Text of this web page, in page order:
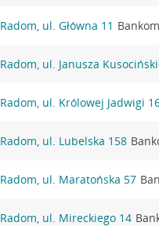
Radom, ul. Główna 11
Radom, ul. Janusza
Radom, ul. Królowej Jadwigi
Radom, ul. Lubelska 158
Radom, ul. Maratońska 57
Radom, ul. Mireckiego 14